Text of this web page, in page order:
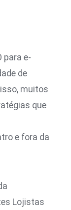
para e-
de
muitos
que
e fora da
Lojistas